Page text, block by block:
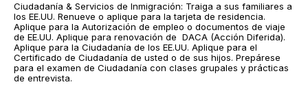
Ciudadanía & Servicios de Inmigración: Traiga a sus familiares a
los EE.UU. Renueve o aplique para la tarjeta de residencia.
Aplique para la Autorización de empleo o documentos de viaje
de EE.UU. Aplique para renovación de DACA (Acción Diferida).
Aplique para la Ciudadanía de los EE.UU. Aplique para el
Certificado de Ciudadanía de usted o de sus hijos. Prepárese
para el examen de Ciudadanía con clases grupales y prácticas
de entrevista.